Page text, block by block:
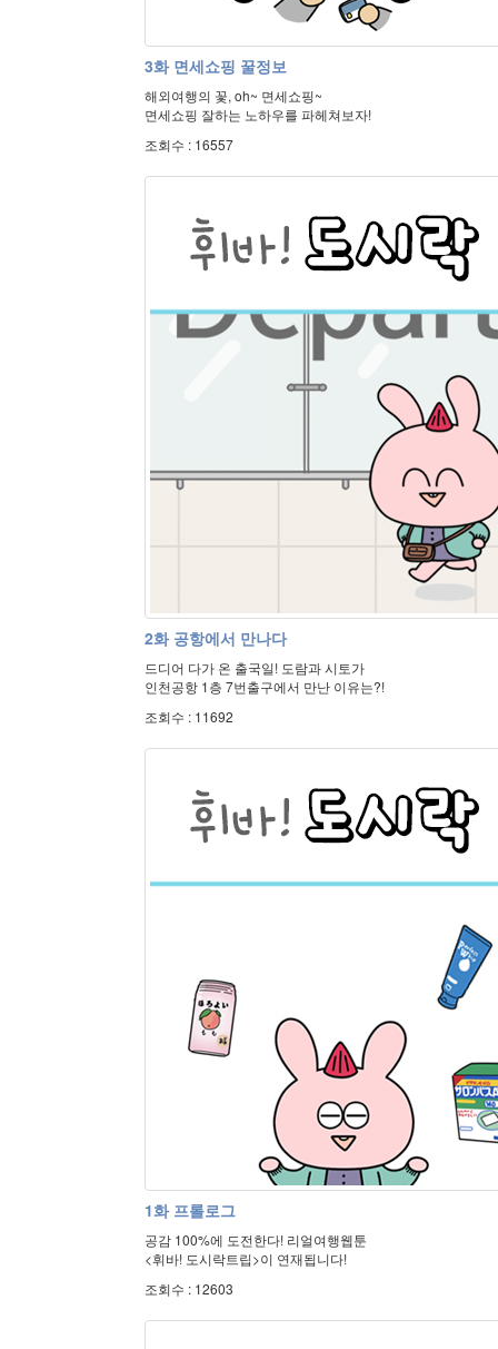
3화 면세쇼핑 꿀정보
해외여행의 꽃, oh~ 면세쇼핑~
면세쇼핑 잘하는 노하우를 파헤쳐보자!
조회수 : 16557
2화 공항에서 만나다
드디어 다가 온 출국일! 도람과 시토가
인천공항 1층 7번출구에서 만난 이유는?!
조회수 : 11692
1화 프롤로그
공감 100%에 도전한다! 리얼여행웹툰
<휘바! 도시락트립>이 연재됩니다!
조회수 : 12603